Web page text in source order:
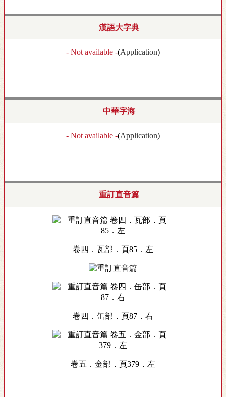
漢語大字典
- Not available -(Application)
中華字海
- Not available -(Application)
重訂直音篇
卷四．瓦部．頁85．左
卷四．缶部．頁87．右
卷五．金部．頁379．左